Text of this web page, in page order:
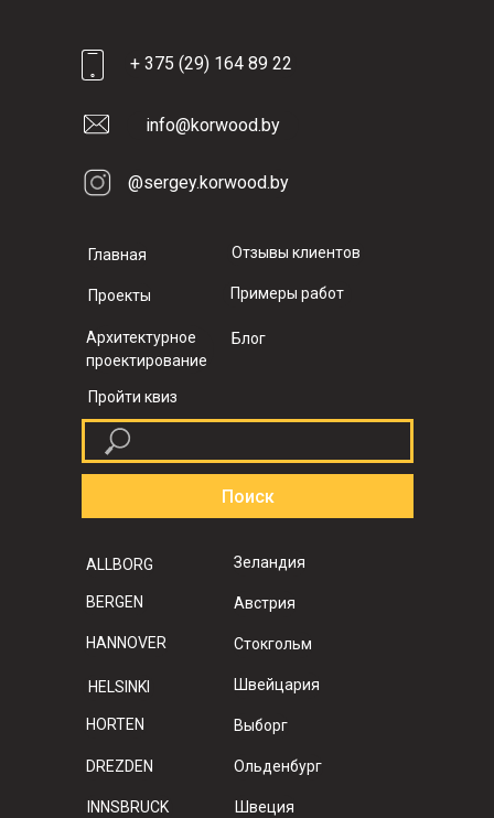
Главная
Проекты
Отзывы клиентов
Примеры работ
ALLBORG
BERGEN
HANNOVER
HELSINKI
HORTEN
DREZDEN
INNSBRUCK
+ 375 (29) 164 89 22
info@korwood.by
@sergey.korwood.by
Зеландия
Австрия
Стокгольм
Швейцария
Выборг
Ольденбург
Швеция
Архитектурное
проектирование
Пройти квиз
Поиск
Блог